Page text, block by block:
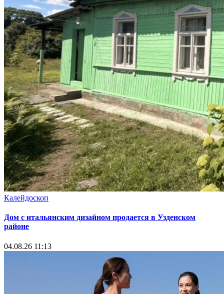
Калейдоскоп
Дом с итальянским дизайном продается в Узденском
районе
04.08.26 11:13